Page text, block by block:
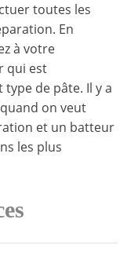
toutes les
En
à votre
qui est
de pâte. Il y a
on veut
et un batteur
les plus